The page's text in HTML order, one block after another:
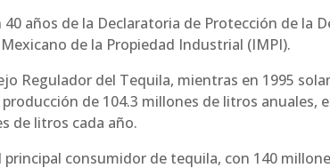
40 años de la Declaratoria de Protección de la
de la Propiedad Industrial (IMPI).
Regulador del Tequila, mientras en 1995
de 104.3 millones de litros anuales,
de litros cada año.
principal consumidor de tequila, con 140